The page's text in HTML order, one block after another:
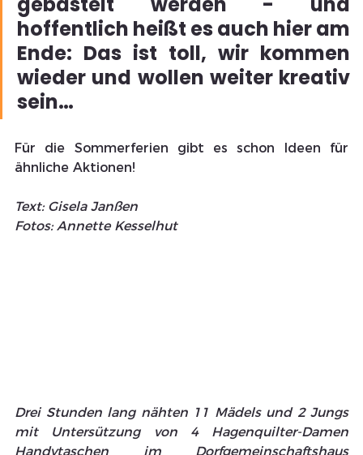
hoffentlich heißt es auch hier am
Ende: Das ist toll, wir kommen
wieder und wollen weiter kreativ
sein…
Für die Sommerferien gibt es schon Ideen für
ähnliche Aktionen!
Text: Gisela Janßen
Fotos: Annette Kesselhut
Drei Stunden lang nähten 11 Mädels und 2 Jungs
mit Untersützung von 4 Hagenquilter-Damen
Handytaschen im Dorfgemeinschaftshaus